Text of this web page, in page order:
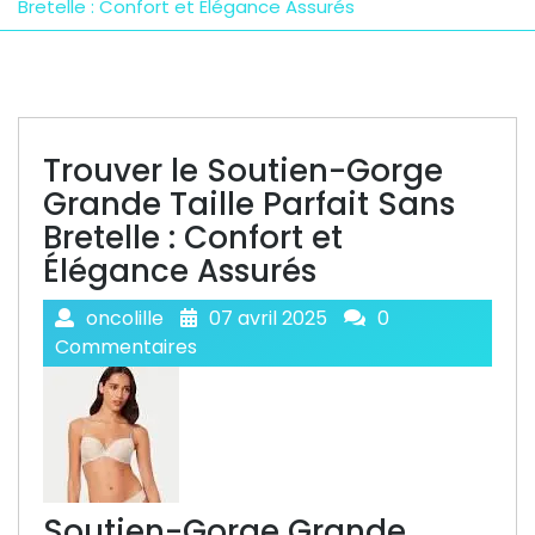
Bretelle : Confort et Élégance Assurés
Trouver le Soutien-Gorge
Grande Taille Parfait Sans
Bretelle : Confort et
Élégance Assurés
oncolille 07 avril 2025
0
Commentaires